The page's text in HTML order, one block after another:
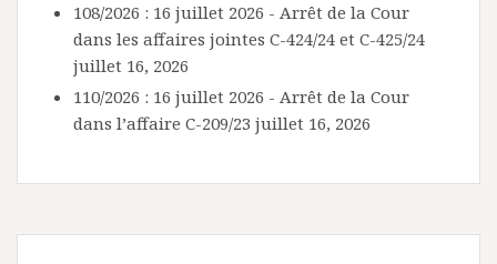
108/2026 : 16 juillet 2026 - Arrêt de la Cour
dans les affaires jointes C-424/24 et C-425/24
juillet 16, 2026
110/2026 : 16 juillet 2026 - Arrêt de la Cour
dans l’affaire C-209/23 juillet 16, 2026